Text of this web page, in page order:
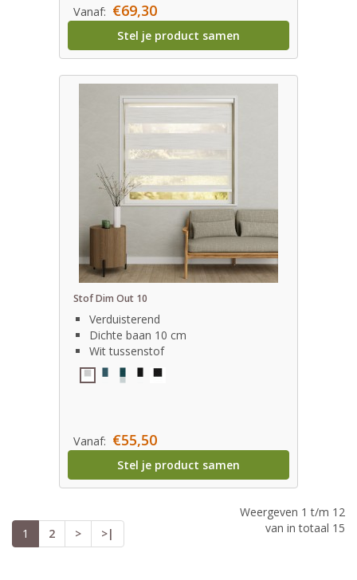
Vanaf: €69,30
Stel je product samen
Stof Dim Out 10
Verduisterend
Dichte baan 10 cm
Wit tussenstof
Vanaf: €55,50
Stel je product samen
1 2 > >|
Weergeven 1 t/m 12
van in totaal 15